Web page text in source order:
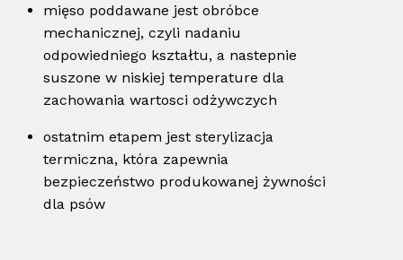
mięso poddawane jest obróbce
mechanicznej, czyli nadaniu
odpowiedniego kształtu, a nastepnie
suszone w niskiej temperature dla
zachowania wartosci odżywczych
ostatnim etapem jest sterylizacja
termiczna, która zapewnia
bezpieczeństwo produkowanej żywności
dla psów